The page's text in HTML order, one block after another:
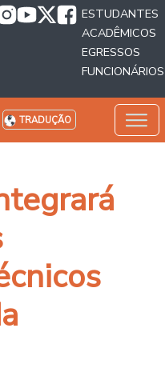
ESTUDANTES
ACADÊMICOS
EGRESSOS
FUNCIONÁRIOS
TRADUÇÃO